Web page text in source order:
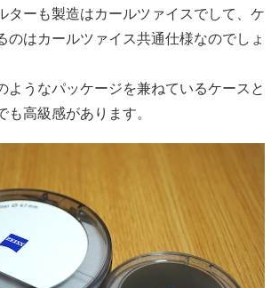
ターも製造はカールツァイスでして、ケ
のはカールツァイス共通仕様なのでしょ
ようなパッケージを兼ねているケースと
も高級感があります。